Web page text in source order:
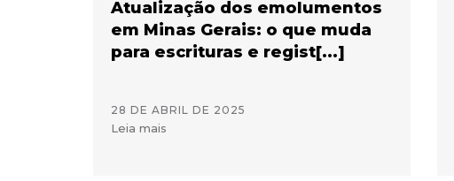
Atualização dos emolumentos
em Minas Gerais: o que muda
para escrituras e regist[...]
28 DE ABRIL DE 2025
Leia mais